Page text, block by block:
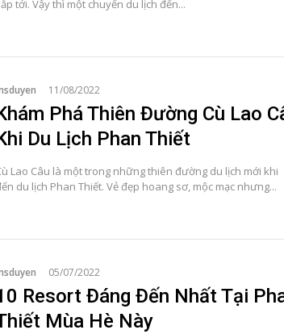
tới. Vậy thì một chuyến du lịch đến...
11/08/2022
Phá Thiên Đường Cù Lao
Du Lịch Phan Thiết
Lao Câu là một trong những thiên đường du lịch mới khi
du lịch Phan Thiết. Vẻ đẹp hoang sơ, mộc mạc nhưng...
05/07/2022
Resort Đáng Đến Nhất Tại
Mùa Hè Này